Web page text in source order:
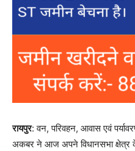
रायपुर: वन, परिवहन, आवास एवं
अकबर ने आज अपने विधानसभा क्षेत्र